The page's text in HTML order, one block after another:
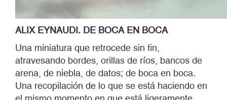
ALIX EYNAUDI. DE BOCA EN BOCA
Una miniatura que retrocede sin fin,
atravesando bordes, orillas de ríos, bancos de
arena, de niebla, de datos; de boca en boca.
Una recopilación de lo que se está haciendo en